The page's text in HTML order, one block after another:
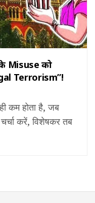
के Misuse को
Terrorism”!
कम होता है, जब
करें, विशेषकर तब